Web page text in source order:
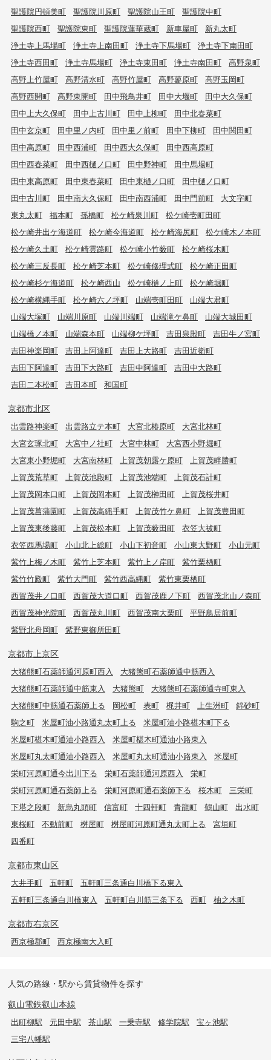
聖護院円頓美町 聖護院川原町 聖護院山王町
聖護院中町
聖護院西町
聖護院東町 聖護院蓮華蔵町 新車屋町
新丸太町
浄土寺上馬場町
浄土寺上南田町 浄土寺下馬場町
浄土寺下南田町
浄土寺西田町
浄土寺馬場町 浄土寺東田町 浄土寺南田町
高野泉町
高野上竹屋町
高野清水町 高野竹屋町 高野蓼原町
高野玉岡町
高野西開町
高野東開町 田中飛鳥井町 田中大堰町
田中大久保町
田中上大久保町
田中上古川町 田中上柳町
田中北春菜町
田中玄京町
田中里ノ内町 田中里ノ前町 田中下柳町
田中関田町
田中高原町
田中西浦町 田中西大久保町
田中西高原町
田中西春菜町
田中西樋ノ口町 田中野神町
田中馬場町
田中東高原町
田中東春菜町 田中東樋ノ口町
田中樋ノ口町
田中古川町
田中南大久保町 田中南西浦町 田中門前町
大文字町
東丸太町
福本町 孫橋町 松ケ崎泉川町
松ケ崎壱町田町
松ケ崎井出ケ海道町
松ケ崎今海道町 松ケ崎海尻町
松ケ崎木ノ本町
松ケ崎久土町
松ケ崎雲路町 松ケ崎小竹薮町
松ケ崎桜木町
松ケ崎三反長町
松ケ崎芝本町 松ケ崎修理式町
松ケ崎正田町
松ケ崎杉ケ海道町
松ケ崎西山 松ケ崎樋ノ上町
松ケ崎堀町
松ケ崎横縄手町
松ケ崎六ノ坪町 山端壱町田町
山端大君町
山端大塚町
山端川原町 山端川端町 山端滝ケ鼻町
山端大城田町
山端橋ノ本町
山端森本町 山端柳ケ坪町 吉田泉殿町
吉田牛ノ宮町
吉田神楽岡町
吉田上阿達町 吉田上大路町
吉田近衛町
吉田下阿達町
吉田下大路町 吉田中阿達町
吉田中大路町
吉田二本松町
吉田本町 和国町
京都市北区
出雲路神楽町 出雲路立テ本町 大宮北椿原町
大宮北林町
大宮玄琢北町
大宮中ノ社町 大宮中林町
大宮西小野堀町
大宮東小野堀町
大宮南林町 上賀茂朝露ケ原町
上賀茂畔勝町
上賀茂荒草町
上賀茂池殿町 上賀茂池端町
上賀茂石計町
上賀茂岡本口町
上賀茂岡本町 上賀茂榊田町
上賀茂桜井町
上賀茂菖蒲園町
上賀茂高縄手町 上賀茂竹ケ鼻町
上賀茂豊田町
上賀茂東後藤町
上賀茂松本町 上賀茂薮田町
衣笠大祓町
衣笠西馬場町
小山北上総町 小山下初音町 小山東大野町
小山元町
紫竹上梅ノ木町
紫竹上芝本町 紫竹上ノ岸町
紫竹栗栖町
紫竹竹殿町
紫竹大門町 紫竹西高縄町
紫竹東栗栖町
西賀茂井ノ口町
西賀茂大道口町 西賀茂鹿ノ下町
西賀茂北山ノ森町
西賀茂神光院町
西賀茂丸川町 西賀茂南大栗町
平野鳥居前町
紫野北舟岡町
紫野東御所田町
京都市上京区
大猪熊町石薬師通河原町西入
大猪熊町石薬師通中筋西入
大猪熊町石薬師通中筋東入
大猪熊町
大猪熊町石薬師通寺町東入
大猪熊町中筋通石薬師上る
岡松町 表町 梶井町 上生洲町
錦砂町
駒之町
米屋町油小路通丸太町上る
米屋町油小路椹木町下る
米屋町椹木町通油小路西入
米屋町椹木町通油小路東入
米屋町丸太町通油小路西入
米屋町丸太町通油小路東入
米屋町
栄町河原町通今出川下る
栄町石薬師通河原西入
栄町
栄町河原町通石薬師上る
栄町河原町通石薬師下る 桜木町
三栄町
下塔之段町
新烏丸頭町 信富町 十四軒町 青龍町 鶴山町
出水町
東桜町
不動前町 桝屋町 桝屋町河原町通丸太町上る
宮垣町
四番町
京都市東山区
大井手町 五軒町
五軒町三条通白川橋下る東入
五軒町三条通白川橋東入
五軒町白川筋三条下る 西町 柚之木町
京都市右京区
西京極郡町 西京極南大入町
人気の路線・駅から賃貸物件を探す
叡山電鉄叡山本線
出町柳駅 元田中駅 茶山駅 一乗寺駅 修学院駅
宝ヶ池駅
三宅八幡駅